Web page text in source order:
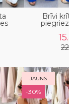
Brīvi
JAUNS
-30%